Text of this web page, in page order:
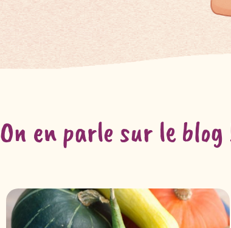
On en parle sur le blog